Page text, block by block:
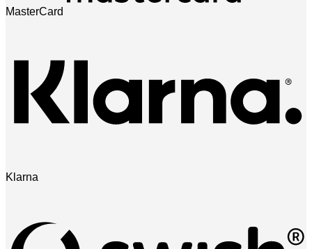
MasterCard
Klarna